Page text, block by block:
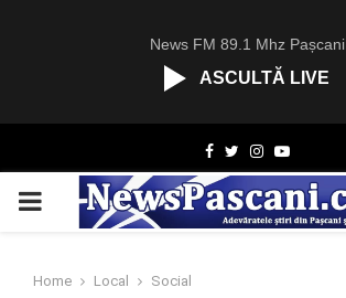
News FM 89.1 Mhz Pașcani
ASCULTĂ LIVE
Facebook
TwitterInstagram
Youtube
PRIMARY
Home Local Social